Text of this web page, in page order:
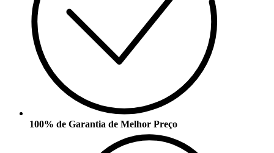
100% de Garantia de Melhor Preço